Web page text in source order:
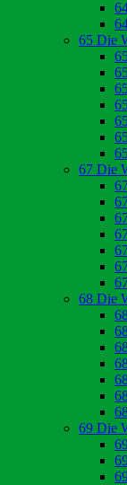
65 Die
67 Die
68 Die
69 Die